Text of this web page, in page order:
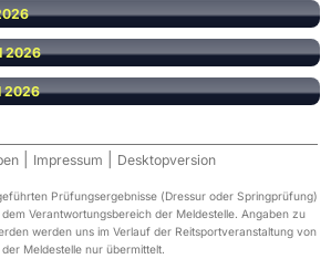
2026
2026
Impressum Desktopversion
Prüfungsergebnisse (Dressur oder Springprüfung)
Verantwortungsbereich der Meldestelle. Angaben zu
werden uns im Verlauf der Reitsportveranstaltung von
der Meldestelle nur übermittelt.